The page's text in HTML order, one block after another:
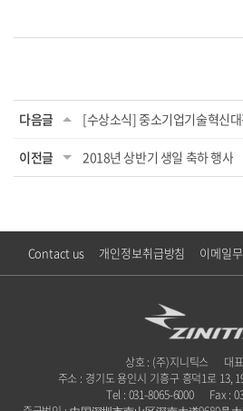
다음글
이전글 2018년 상반기 생일 축하 행사
Contact us 개인정보취급방침 이메일
상호 : (주)지니틱스
대
주소 : 경기도 용인시 기흥구 흥덕1로 13,
Tel : 031-8065-6000
Fax :